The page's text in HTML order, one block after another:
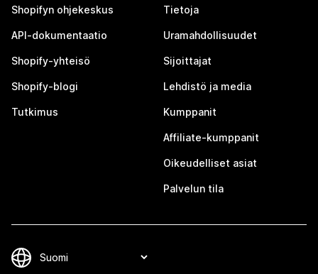
Shopifyn ohjekeskus
API-dokumentaatio
Shopify-yhteisö
Shopify-blogi
Tutkimus
Tietoja
Uramahdollisuudet
Sijoittajat
Lehdistö ja media
Kumppanit
Affiliate-kumppanit
Oikeudelliset asiat
Palvelun tila